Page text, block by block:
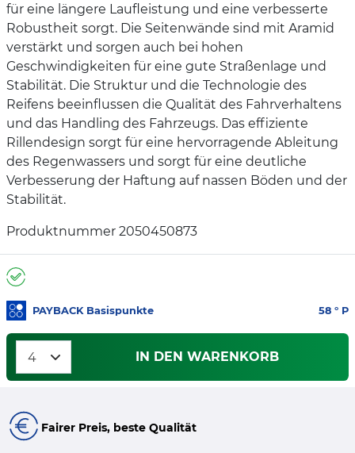
für eine längere Laufleistung und eine verbesserte
Robustheit sorgt. Die Seitenwände sind mit Aramid
verstärkt und sorgen auch bei hohen
Geschwindigkeiten für eine gute Straßenlage und
Stabilität. Die Struktur und die Technologie des
Reifens beeinflussen die Qualität des Fahrverhaltens
und das Handling des Fahrzeugs. Das effiziente
Rillendesign sorgt für eine hervorragende Ableitung
des Regenwassers und sorgt für eine deutliche
Verbesserung der Haftung auf nassen Böden und der
Stabilität.
Produktnummer 2050450873
PAYBACK Basispunkte 58 ° P
IN DEN WARENKORB
Fairer Preis, beste Qualität